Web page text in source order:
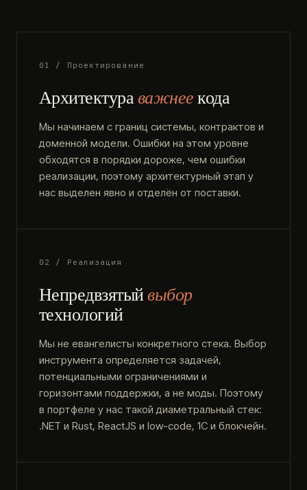
01 / Проектирование
Архитектураважнеекода
Мы начинаем с границ системы, контрактов и
доменной модели. Ошибки на этом уровне
обходятся в порядки дороже, чем ошибки
реализации, поэтому архитектурный этап у
нас выделен явно и отделён от поставки.
02 / Реализация
Непредвзятыйвыбор
технологий
Мы не евангелисты конкретного стека. Выбор
инструмента определяется задачей,
потенциальными ограничениями и
горизонтами поддержки, а не моды. Поэтому
в портфеле у нас такой диаметральный стек:
.NET и Rust, ReactJS и low-code, 1С и блокчейн.